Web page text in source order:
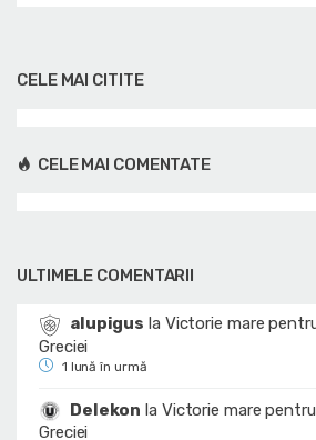
CELE MAI CITITE
CELE MAI COMENTATE
ULTIMELE COMENTARII
alupigus la Victorie mare
Greciei
1 lună în urmă
Delekon la Victorie mare
Greciei